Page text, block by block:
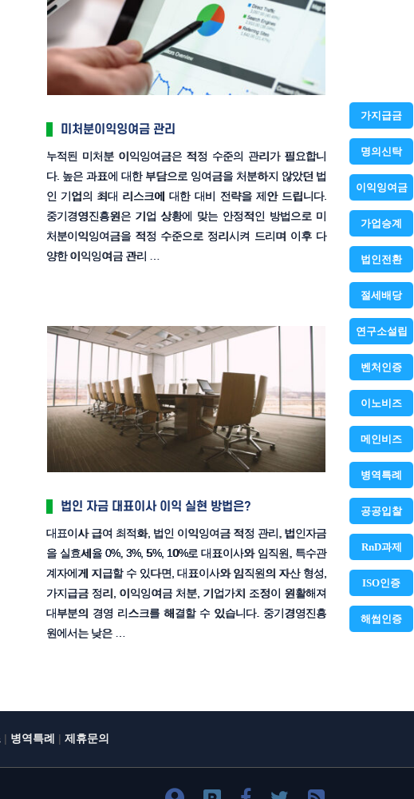
가지급금
명의신탁
이익잉여금
가업승계
법인전환
절세배당
연구소설립
벤처인증
이노비즈
메인비즈
병역특례
공공입찰
RnD과제
ISO인증
해썹인증
미처분이익잉여금 관리
누적된 미처분 이익잉여금은 적정 수준의 관리가 필요합니
다. 높은 과표에 대한 부담으로 잉여금을 처분하지 않았던 법
인 기업의 최대 리스크에 대한 대비 전략을 제안 드립니다.
중기경영진흥원은 기업 상황에 맞는 안정적인 방법으로 미
처분이익잉여금을 적정 수준으로 정리시켜 드리며 이후 다
양한 이익잉여금 관리 …
법인 자금 대표이사 이익 실현 방법은?
대표이사 급여 최적화, 법인 이익잉여금 적정 관리, 법인자금
을 실효세율 0%, 3%, 5%, 10%로 대표이사와 임직원, 특수관
계자에게 지급할 수 있다면, 대표이사와 임직원의 자산 형성,
가지급금 정리, 이익잉여금 처분, 기업가치 조정이 원활해져
대부분의 경영 리스크를 해결할 수 있습니다. 중기경영진흥
원에서는 낮은 …
| 병역특례 | 제휴문의